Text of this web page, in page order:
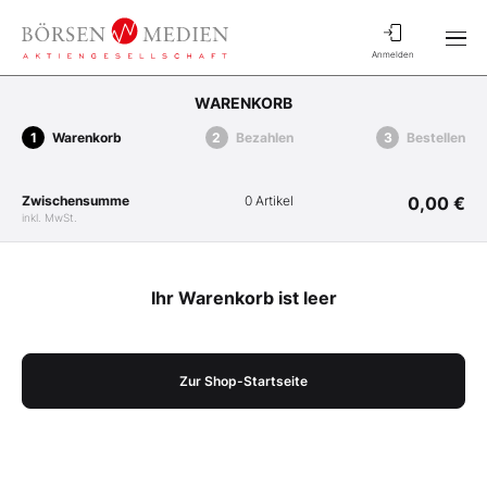
Anmelden
WARENKORB
Warenkorb Bezahlen Bestellen
Zwischensumme
inkl. MwSt.
0 Artikel 0,00 €
Ihr Warenkorb ist leer
Zur Shop-Startseite